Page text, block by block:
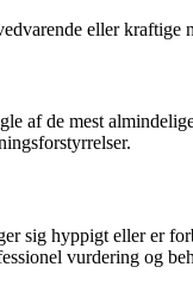
eller
af de mest
sig hyppigt eller er
vurdering og